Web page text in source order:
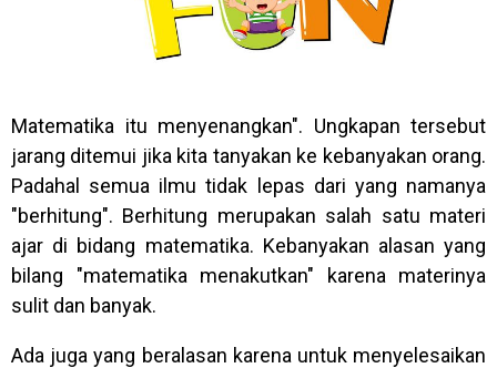
Matematika itu menyenangkan". Ungkapan tersebut
jarang ditemui jika kita tanyakan ke kebanyakan orang.
Padahal semua ilmu tidak lepas dari yang namanya
"berhitung". Berhitung merupakan salah satu materi
ajar di bidang matematika. Kebanyakan alasan yang
bilang "matematika menakutkan" karena materinya
sulit dan banyak.
Ada juga yang beralasan karena untuk menyelesaikan